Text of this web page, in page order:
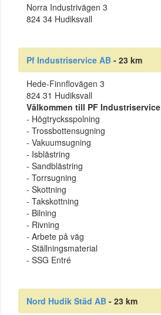
Norra Industrivägen 3
824 34 Hudiksvall
Pf Industriservice AB - 23 km
Hede-Finnflovägen 3
824 31 Hudiksvall
Välkommen till PF Industriservice
- Högtrycksspolning
- Trossbottensugning
- Vakuumsugning
- Isblästring
- Sandblästring
- Torrsugning
- Skottning
- Takskottning
- Bilning
- Rivning
- Arbete på väg
- Ställningsmaterial
- SSG Entré
Nord Hudik Städ AB - 23 km